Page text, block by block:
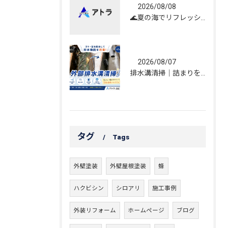
2026/08/08
2026/08/07
タグ Tags
外壁塗装 外壁屋根塗装 蜂
ハクビシン シロアリ 施工事例
外装リフォーム ホームページ ブログ